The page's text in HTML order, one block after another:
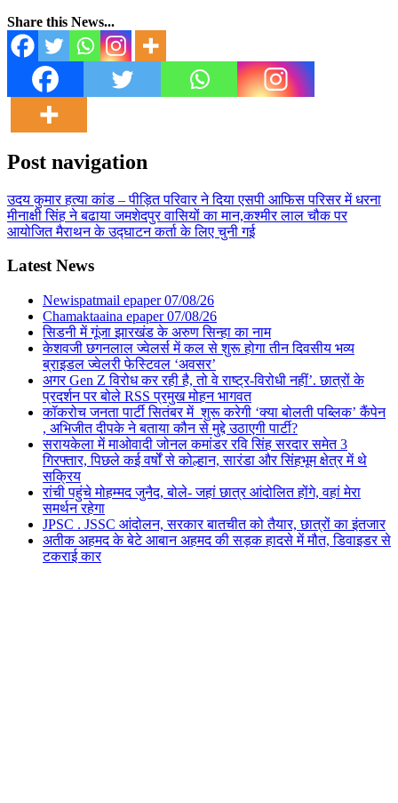
Share this News...
Post navigation
उदय कुमार हत्या कांड – पीड़ित परिवार ने दिया एसपी आफिस परिसर में धरना
मीनाक्षी सिंह ने बढाया जमशेदपुर वासियों का मान,कश्मीर लाल चौक पर
आयोजित मैराथन के उद्घाटन कर्ता के लिए चुनी गई
Latest News
Newispatmail epaper 07/08/26
Chamaktaaina epaper 07/08/26
सिडनी में गूंजा झारखंड के अरुण सिन्हा का नाम
केशवजी छगनलाल ज्वेलर्स में कल से शुरू होगा तीन दिवसीय भव्य
ब्राइडल ज्वेलरी फेस्टिवल ‘अवसर’
अगर Gen Z विरोध कर रही है, तो वे राष्ट्र-विरोधी नहीं’. छात्रों के
प्रदर्शन पर बोले RSS प्रमुख मोहन भागवत
कॉकरोच जनता पार्टी सितंबर में शुरू करेगी ‘क्या बोलती पब्लिक’ कैंपेन
, अभिजीत दीपके ने बताया कौन से मुद्दे उठाएगी पार्टी?
सरायकेला में माओवादी जोनल कमांडर रवि सिंह सरदार समेत 3
गिरफ्तार, पिछले कई वर्षों से कोल्हान, सारंडा और सिंहभूम क्षेत्र में थे
सक्रिय
रांची पहुंचे मोहम्मद जुनैद, बोले- जहां छात्र आंदोलित होंगे, वहां मेरा
समर्थन रहेगा
JPSC . JSSC आंदोलन, सरकार बातचीत को तैयार, छात्रों का इंतजार
अतीक अहमद के बेटे आबान अहमद की सड़क हादसे में मौत, डिवाइडर से
टकराई कार